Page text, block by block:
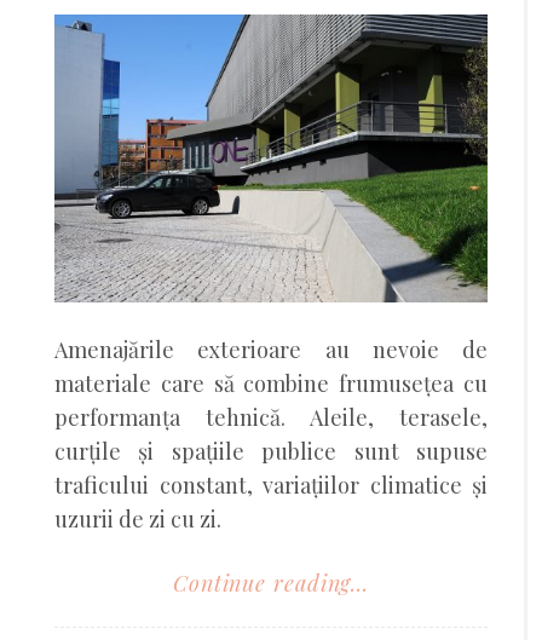
Amenajările exterioare au nevoie de
materiale care să combine frumusețea cu
performanța tehnică. Aleile, terasele,
curțile și spațiile publice sunt supuse
traficului constant, variațiilor climatice și
uzurii de zi cu zi.
Continue reading...